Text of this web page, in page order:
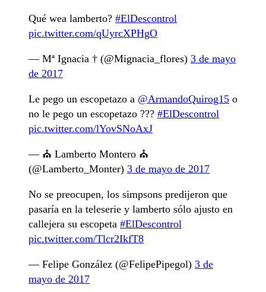
Qué wea lamberto? #ElDescontrol
pic.twitter.com/qUyrcXPHgO
— Mª Ignacia † (@Mignacia_flores) 3 de mayo
de 2017
Le pego un escopetazo a @ArmandoQuirog15 o
no le pego un escopetazo ??? #ElDescontrol
pic.twitter.com/lYovSNoAxJ
— ⛪ Lamberto Montero ⛪
(@Lamberto_Monter) 3 de mayo de 2017
No se preocupen, los simpsons predijeron que
pasaría en la teleserie y lamberto sólo ajusto en
callejera su escopeta #ElDescontrol
pic.twitter.com/Tlcr2IkfT8
— Felipe González (@FelipePipegol) 3 de
mayo de 2017